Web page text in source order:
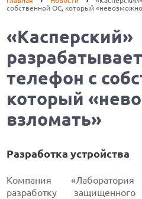
собственной ОС, который
«Касперский»
разрабатывает
телефон с
который
взломать»
Разработка устройства
Компания
разработку